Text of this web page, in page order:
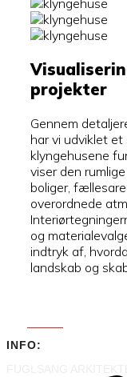
projekter
Gennem
har vi udviklet
klyngehusene
viser den
boliger,
overordnede
og
indtryk af,
landskab og
INFO: